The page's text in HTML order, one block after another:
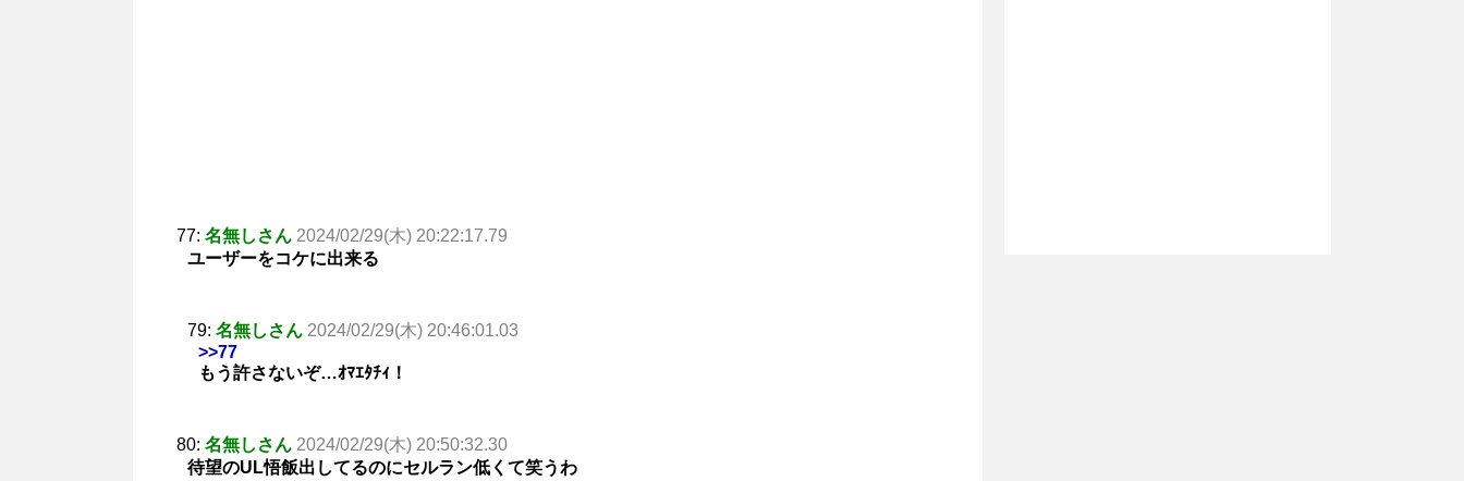
77: 名無しさん 2024/02/29(木) 20:22:17.79
ユーザーをコケに出来る
79: 名無しさん 2024/02/29(木) 20:46:01.03
>>77
もう許さないぞ…ｵﾏｴﾀﾁｨ！
80: 名無しさん 2024/02/29(木) 20:50:32.30
待望のUL悟飯出してるのにセルラン低くて笑うわ